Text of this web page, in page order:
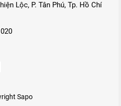
màu sắc độc đáo và hiệu ứng
bút Glaze mang đến những sản
trí điện thoại di động, viết thiệp
Lộc, P. Tân Phú, Tp. Hồ Chí
Sapo